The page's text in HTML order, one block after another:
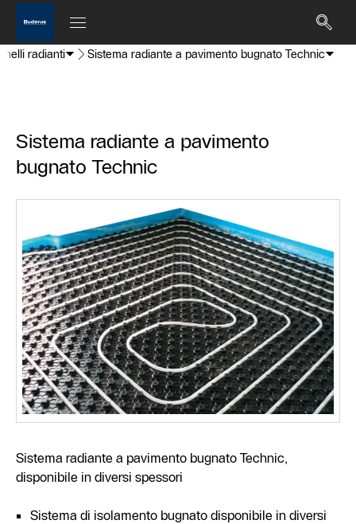
radianti Sistema radiante a pavimento bugnato Technic
Sistema radiante a pavimento
bugnato Technic
Sistema radiante a pavimento bugnato Technic,
disponibile in diversi spessori
Sistema di isolamento bugnato disponibile in diversi